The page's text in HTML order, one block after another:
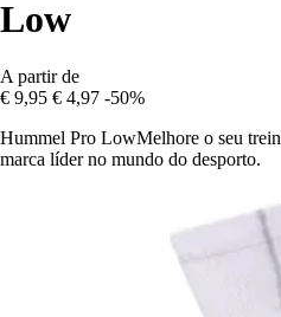
Low
A partir de
€ 9,95 € 4,97 -50%
Hummel Pro LowMelhore o seu
marca líder no mundo do desporto.